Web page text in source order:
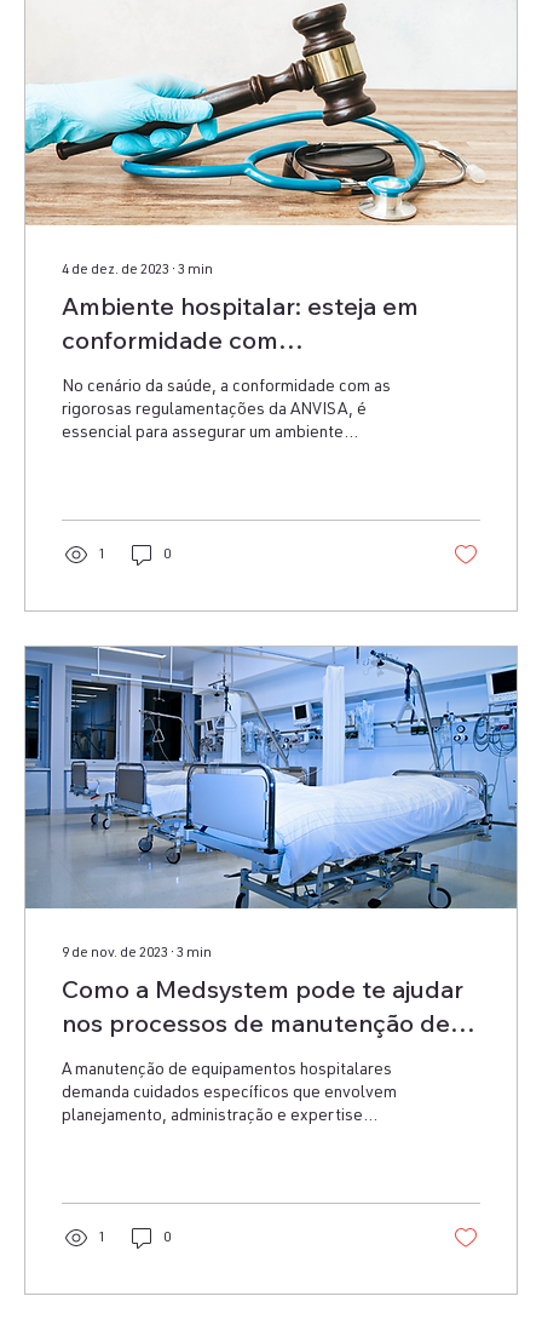
4 de dez. de 2023 ∙ 3 min
Ambiente hospitalar: esteja em
conformidade com
regulamentações exigidas pela
ANVISA
No cenário da saúde, a conformidade com as
rigorosas regulamentações da ANVISA, é
essencial para assegurar um ambiente
1 0
9 de nov. de 2023 ∙ 3 min
Como a Medsystem pode te ajudar
nos processos de manutenção de
equipamentos hospitalares
A manutenção de equipamentos hospitalares
demanda cuidados específicos que envolvem
planejamento, administração e expertise
1 0